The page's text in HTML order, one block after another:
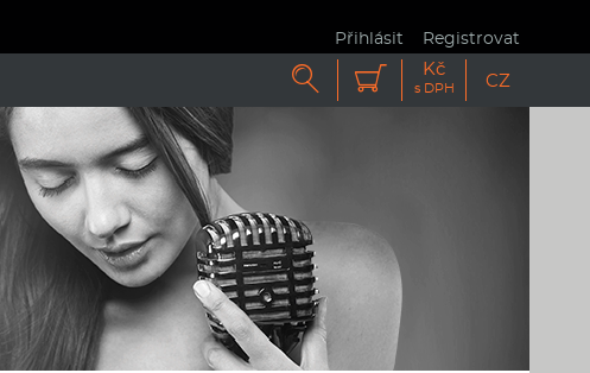
Přihlásit Registrovat
  Kč
s DPH CZ